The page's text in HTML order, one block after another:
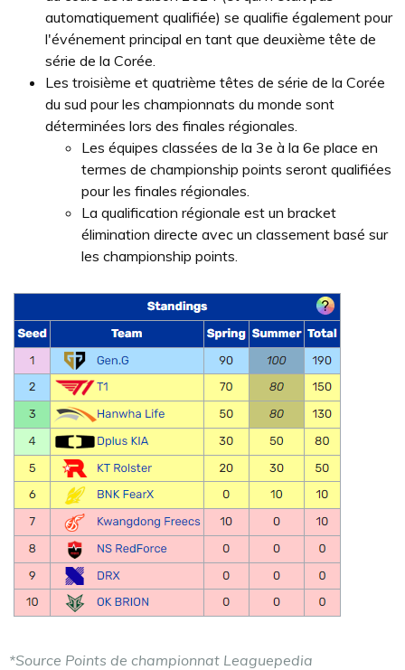
automatiquement qualifiée) se qualifie également pour
l'événement principal en tant que deuxième tête de
série de la Corée.
Les troisième et quatrième têtes de série de la Corée
du sud pour les championnats du monde sont
déterminées lors des finales régionales.
Les équipes classées de la 3e à la 6e place en
termes de championship points seront qualifiées
pour les finales régionales.
La qualification régionale est un bracket
élimination directe avec un classement basé sur
les championship points.
*Source Points de championnat Leaguepedia